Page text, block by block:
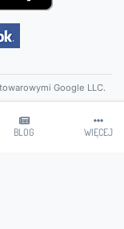
BLOG WIĘCEJ
Google LLC.